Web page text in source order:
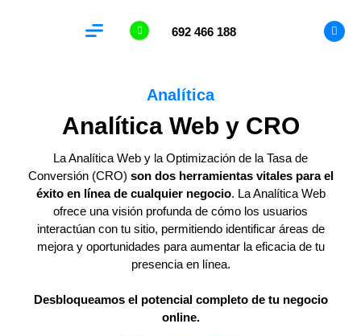
692 466 188
Analítica
Analítica Web y CRO
La Analítica Web y la Optimización de la Tasa de
Conversión (CRO) son dos herramientas vitales para el
éxito en línea de cualquier negocio. La Analítica Web
ofrece una visión profunda de cómo los usuarios
interactúan con tu sitio, permitiendo identificar áreas de
mejora y oportunidades para aumentar la eficacia de tu
presencia en línea.
Desbloqueamos el potencial completo de tu negocio
online.